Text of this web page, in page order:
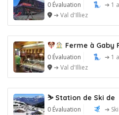
0 Évaluation
➔ 1
➔ Val d'Illiez
Ferme à Gaby
0 Évaluation
➔ 1
➔ Val d'Illiez
⛷️ Station de Ski de
0 Évaluation
➔